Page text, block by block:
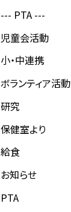
--- PTA ---
児童会活動
小・中連携
ボランティア活動
研究
保健室より
給食
お知らせ
PTA